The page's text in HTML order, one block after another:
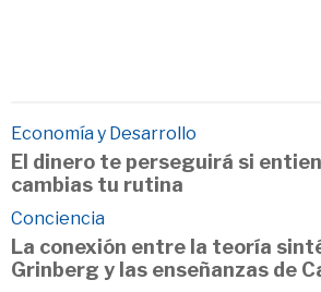
Economía y Desarrollo
El dinero te perseguirá si
cambias tu rutina
Conciencia
La conexión entre la teoría
Grinberg y las enseñanzas de